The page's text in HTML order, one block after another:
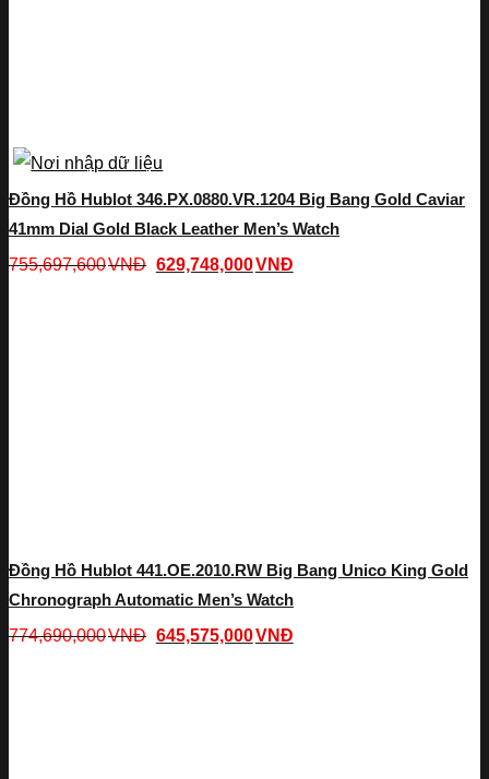
Đồng Hồ Hublot 346.PX.0880.VR.1204 Big Bang Gold Caviar
41mm Dial Gold Black Leather Men’s Watch
755,697,600VNĐ 629,748,000VNĐ
Đồng Hồ Hublot 441.OE.2010.RW Big Bang Unico King Gold
Chronograph Automatic Men’s Watch
774,690,000VNĐ 645,575,000VNĐ